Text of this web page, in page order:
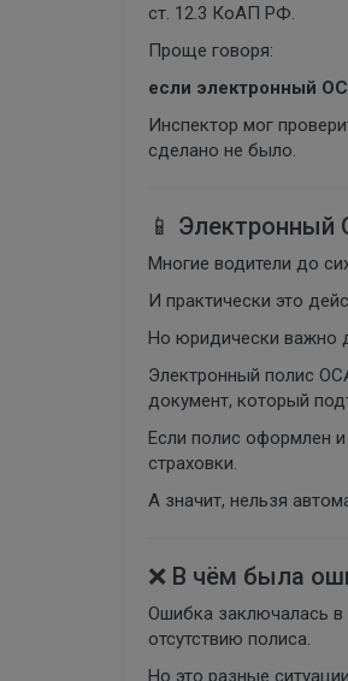
ст. 12.3 КоАП РФ.
Проще говоря:
если электронный
Инспектор мог
сделано не было.
📱 Электронный
Многие водители до
И практически это
Но юридически важно
Электронный полис
документ, который
Если полис оформлен и
страховки.
А значит, нельзя
❌ В чём была
Ошибка заключалась в
отсутствию полиса.
Но это разные